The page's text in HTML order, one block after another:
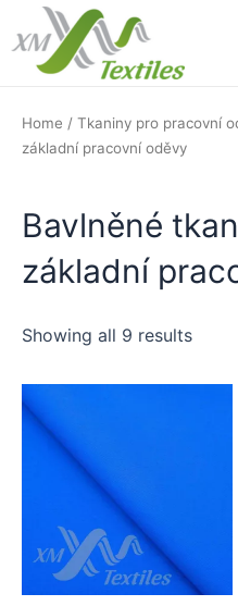
content
Home / Tkaniny pro pracovní
základní pracovní oděvy
Bavlněné
základní
Showing all 9 results